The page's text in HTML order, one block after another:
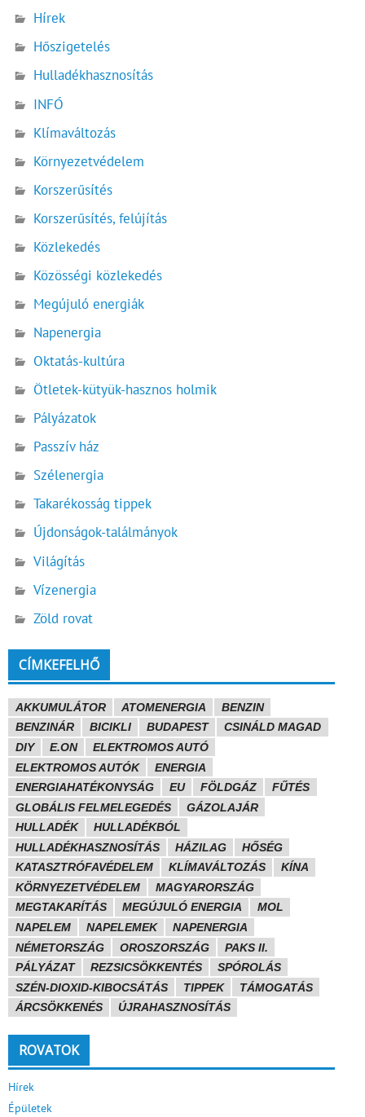
Hírek
Hőszigetelés
Hulladékhasznosítás
INFÓ
Klímaváltozás
Környezetvédelem
Korszerűsítés
Korszerűsítés, felújítás
Közlekedés
Közösségi közlekedés
Megújuló energiák
Napenergia
Oktatás-kultúra
Ötletek-kütyük-hasznos holmik
Pályázatok
Passzív ház
Szélenergia
Takarékosság tippek
Újdonságok-találmányok
Világítás
Vízenergia
Zöld rovat
CÍMKEFELHŐ
AKKUMULÁTOR ATOMENERGIA
BENZIN
BENZINÁR
BICIKLI BUDAPEST
CSINÁLD MAGAD
DIY
E.ON
ELEKTROMOS AUTÓ
ELEKTROMOS AUTÓK
ENERGIA
ENERGIAHATÉKONYSÁG
EU FÖLDGÁZ
FŰTÉS
GLOBÁLIS FELMELEGEDÉS
GÁZOLAJÁR
HULLADÉK
HULLADÉKBÓL
HULLADÉKHASZNOSÍTÁS
HÁZILAG
HŐSÉG
KATASZTRÓFAVÉDELEM
KLÍMAVÁLTOZÁS
KÍNA
KÖRNYEZETVÉDELEM
MAGYARORSZÁG
MEGTAKARÍTÁS
MEGÚJULÓ ENERGIA
MOL
NAPELEM
NAPELEMEK
NAPENERGIA
NÉMETORSZÁG
OROSZORSZÁG
PAKS II.
PÁLYÁZAT
REZSICSÖKKENTÉS
SPÓROLÁS
SZÉN-DIOXID-KIBOCSÁTÁS
TIPPEK
TÁMOGATÁS
ÁRCSÖKKENÉS
ÚJRAHASZNOSÍTÁS
ROVATOK
Hírek
Épületek